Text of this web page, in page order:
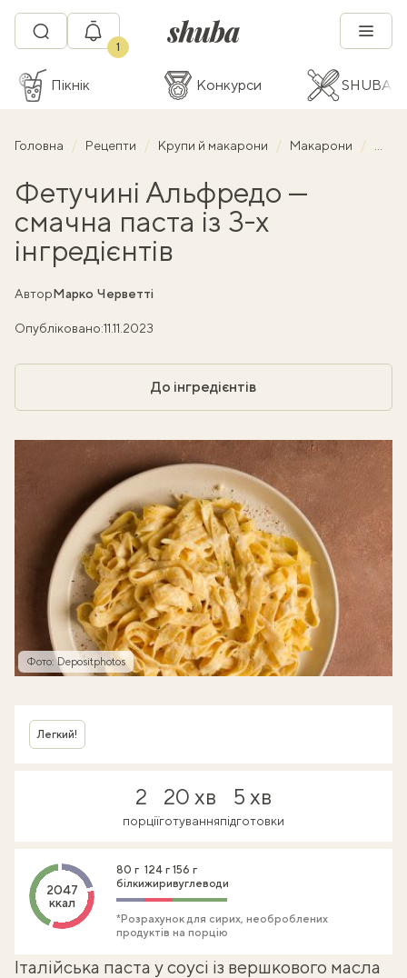
1
Пікнік Конкурси SHUBA
Головна Рецепти Крупи й макарони Макарони
Фетучині Альфредо —
смачна паста із 3-х
інгредієнтів
АвторМарко Черветті
Опубліковано:11.11.2023
До інгредієнтів
Фото: Depositphotos
Легкий!
2
порції
20 хв
готування
5 хв
підготовки
2047
ккал
80 г
білки
124 г
жири
156 г
вуглеводи
*Розрахунок для сирих, необроблених
продуктів на порцію
Італійська паста у соусі із вершкового масла